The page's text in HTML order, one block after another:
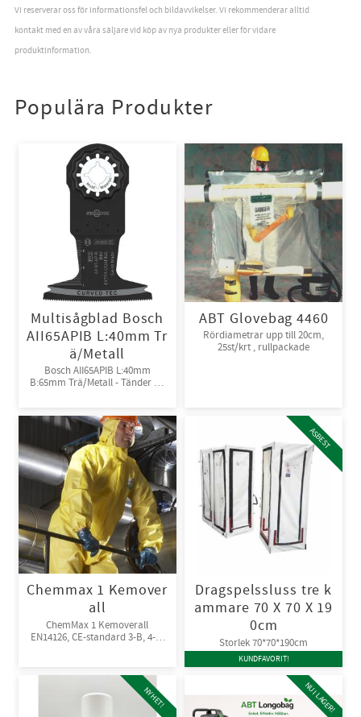
Vi reserverar oss för informationsfel och bildavvikelser. Vi rekommenderar alltid
kontakt med en av våra säljare vid köp av nya produkter eller för vidare
produktinformation.
Populära Produkter
Multisågblad Bosch
AII65APIB L:40mm Tr
ä/Metall
Bosch AII65APIB L:40mm
B:65mm Trä/Metall - Tänder av
ABT Glovebag 4460
Rördiametrar upp till 20cm,
25st/krt , rullpackade
Chemmax 1 Kemover
all
ChemMax 1 Kemoverall
EN14126, CE-standard 3-B, 4-B,
giftiga kemikalier. 10st/kart
Dragspelssluss tre k
ammare 70 X 70 X 19
0cm
Storlek 70*70*190cm
ASBEST
KUNDFAVORIT!
NYHET! NU I LAGER!